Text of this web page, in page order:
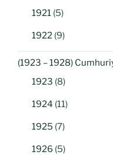
1921 (5)
1922 (9)
(1923 – 1928)
1923 (8)
1924 (11)
1925 (7)
1926 (5)